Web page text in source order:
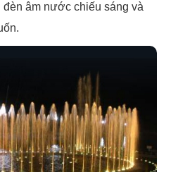
đèn âm nước chiếu sáng và